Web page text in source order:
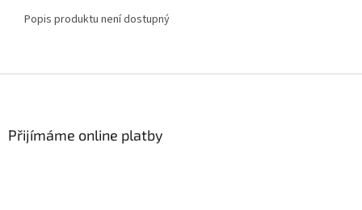
Popis produktu není dostupný
Přijímáme online platby